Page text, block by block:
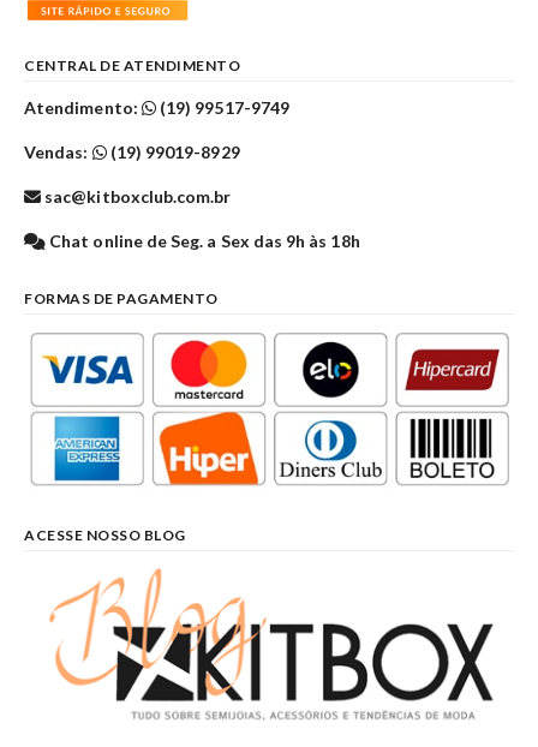
CENTRAL DE ATENDIMENTO
Atendimento: (19) 99517-9749
Vendas: (19) 99019-8929
sac@kitboxclub.com.br
Chat online de Seg. a Sex das 9h às 18h
FORMAS DE PAGAMENTO
ACESSE NOSSO BLOG